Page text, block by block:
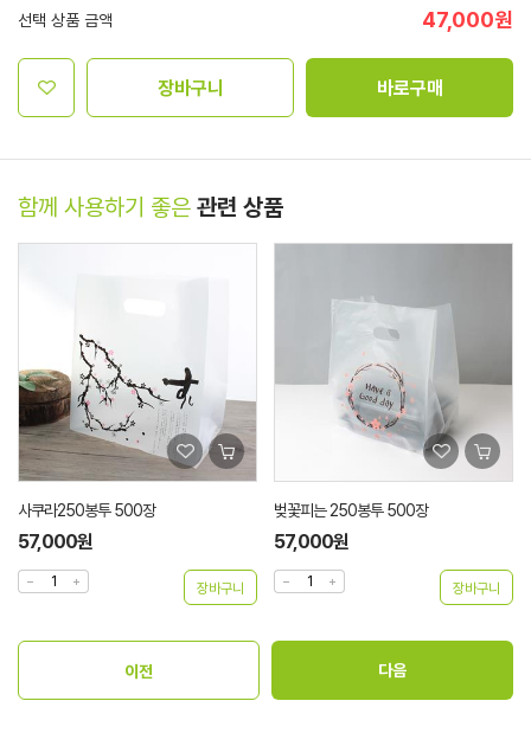
선택 상품 금액 47,000원
장바구니 바로구매
함께 사용하기 좋은 관련 상품
사쿠라250봉투 500장
57,000원
벚꽃피는 250봉투 500장
57,000원